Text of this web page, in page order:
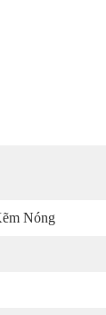
Nóng